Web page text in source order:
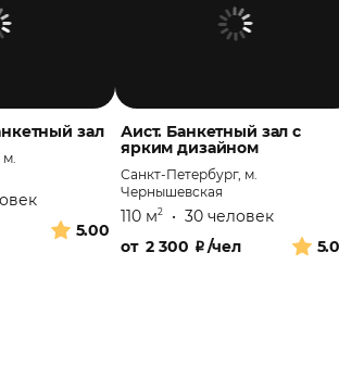
зал
5.00
Аист. Банкетный зал с
ярким дизайном
Санкт-Петербург, м.
Чернышевская
110 м2 • 30 человек
от2 300 ₽/чел